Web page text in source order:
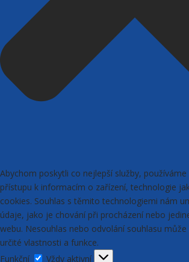
Abychom poskytli co nejlepší služby,
přístupu k informacím o zařízení, technologie
cookies. Souhlas s těmito technologiemi nám
údaje, jako je chování při procházení nebo
webu. Nesouhlas nebo odvolání souhlasu
určité vlastnosti a funkce.
Funkční
Funkční
Vždy aktivní